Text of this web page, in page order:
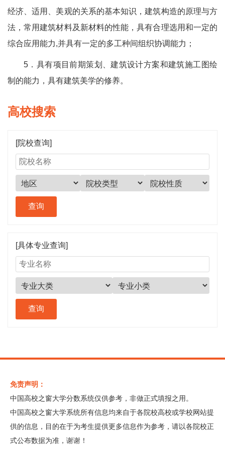
经济、适用、美观的关系的基本知识，建筑构造的原理与方
法，常用建筑材料及新材料的性能，具有合理选用和一定的
综合应用能力,并具有一定的多工种间组织协调能力；
5．具有项目前期策划、建筑设计方案和建筑施工图绘
制的能力，具有建筑美学的修养。
高校搜索
[院校查询]
[具体专业查询]
免责声明：
中国高校之窗大学分数系统仅供参考，非做正式填报之用。
中国高校之窗大学系统所有信息均来自于各院校高校或学校网站提
供的信息，目的在于为考生提供更多信息作为参考，请以各院校正
式公布数据为准，谢谢！